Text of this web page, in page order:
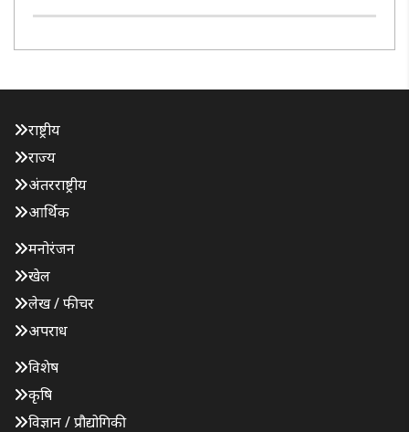
राष्ट्रीय
राज्य
अंतरराष्ट्रीय
आर्थिक
मनोरंजन
खेल
लेख / फीचर
अपराध
विशेष
कृषि
विज्ञान / प्रौद्योगिकी